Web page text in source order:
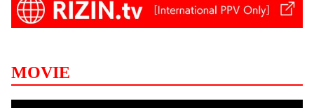
MOVIE